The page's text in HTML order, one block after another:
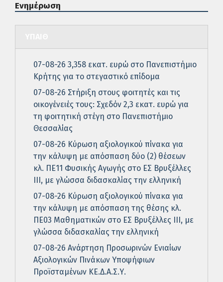
Ενημέρωση
07-08-26 3,358 εκατ. ευρώ στο Πανεπιστήμιο
Κρήτης για το στεγαστικό επίδομα
07-08-26 Στήριξη στους φοιτητές και τις
οικογένειές τους: Σχεδόν 2,3 εκατ. ευρώ για
τη φοιτητική στέγη στο Πανεπιστήμιο
Θεσσαλίας
07-08-26 Κύρωση αξιολογικού πίνακα για
την κάλυψη με απόσπαση δύο (2) θέσεων
κλ. ΠΕ11 Φυσικής Αγωγής στο ΕΣ Βρυξέλλες
ΙΙΙ, με γλώσσα διδασκαλίας την ελληνική
07-08-26 Κύρωση αξιολογικού πίνακα για
την κάλυψη με απόσπαση της θέσης κλ.
ΠΕ03 Μαθηματικών στο ΕΣ Βρυξέλλες ΙΙΙ, με
γλώσσα διδασκαλίας την ελληνική
07-08-26 Ανάρτηση Προσωρινών Ενιαίων
Αξιολογικών Πινάκων Υποψήφιων
Προϊσταμένων ΚΕ.Δ.Α.Σ.Υ.